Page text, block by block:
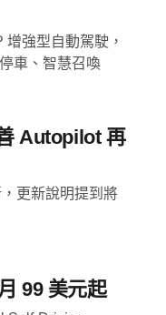
強型自動駕駛，
車、智慧召喚
Autopilot 再
更新說明提到將
99 美元起